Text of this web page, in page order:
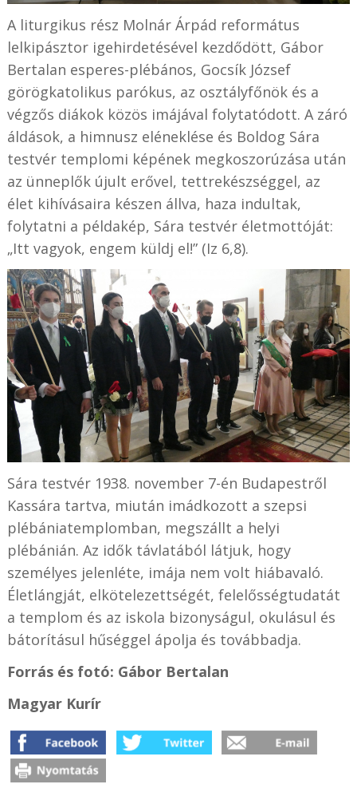
A liturgikus rész Molnár Árpád református
lelkipásztor igehirdetésével kezdődött, Gábor
Bertalan esperes-plébános, Gocsík József
görögkatolikus parókus, az osztályfőnök és a
végzős diákok közös imájával folytatódott. A záró
áldások, a himnusz eléneklése és Boldog Sára
testvér templomi képének megkoszorúzása után
az ünneplők újult erővel, tettrekészséggel, az
élet kihívásaira készen állva, haza indultak,
folytatni a példakép, Sára testvér életmottóját:
„Itt vagyok, engem küldj el!” (Iz 6,8).
Sára testvér 1938. november 7-én Budapestről
Kassára tartva, miután imádkozott a szepsi
plébániatemplomban, megszállt a helyi
plébánián. Az idők távlatából látjuk, hogy
személyes jelenléte, imája nem volt hiábavaló.
Életlángját, elkötelezettségét, felelősségtudatát
a templom és az iskola bizonyságul, okulásul és
bátorításul hűséggel ápolja és továbbadja.
Forrás és fotó: Gábor Bertalan
Magyar Kurír